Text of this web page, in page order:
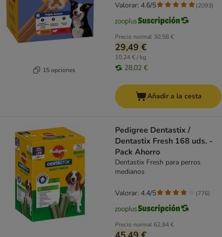
15 opciones
Precio normal 30,58 €
29,49 €
10,24 € / kg
28,02 €
Valorar: 4.6/5 (2093)
Añadir a la cesta
Pedigree Dentastix /
Dentastix Fresh 168 uds. -
Pack Ahorro
Dentastix Fresh para perros
medianos
Precio normal 62,94 €
Valorar: 4.4/5 (776)